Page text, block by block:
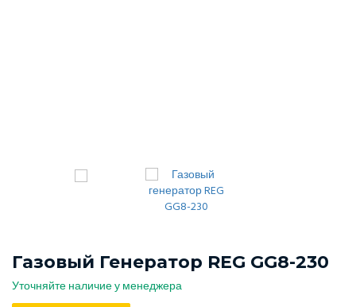
Газовый Генератор REG GG8-230
Уточняйте наличие у менеджера